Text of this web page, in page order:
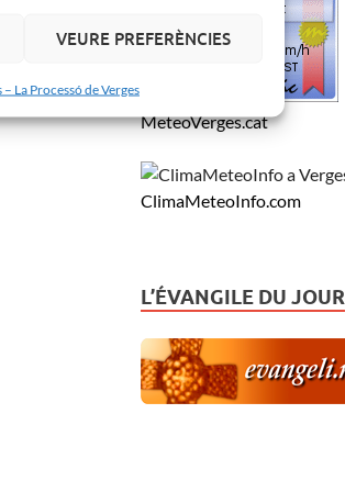
VEURE PREFERÈNCIES
La Processó de Verges
MeteoVerges.cat
ClimaMeteoInfo.com
L’ÉVANGILE DU JOUR